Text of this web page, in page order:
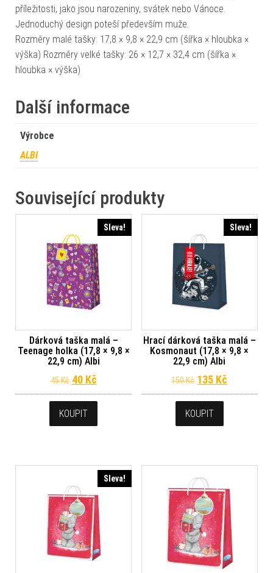
příležitosti, jako jsou narozeniny, svátek nebo Vánoce.
Jednoduchý design poteší především muže.
Rozměry malé tašky: 17,8 × 9,8 × 22,9 cm (šířka × hloubka ×
výška) Rozměry velké tašky: 26 × 12,7 × 32,4 cm (šířka ×
hloubka × výška)
Další informace
Výrobce
ALBI
Související produkty
Sleva!
Dárková taška malá –
Teenage holka (17,8 × 9,8 ×
22,9 cm) Albi
45Kč Původní cena byla: 45 Kč.
40 KčAktuální cena je: 40 Kč.
KOUPIT
Sleva!
Hrací dárková taška malá –
Kosmonaut (17,8 × 9,8 ×
22,9 cm) Albi
150Kč Původní cena
135 Kč
KOUPIT
Sleva!